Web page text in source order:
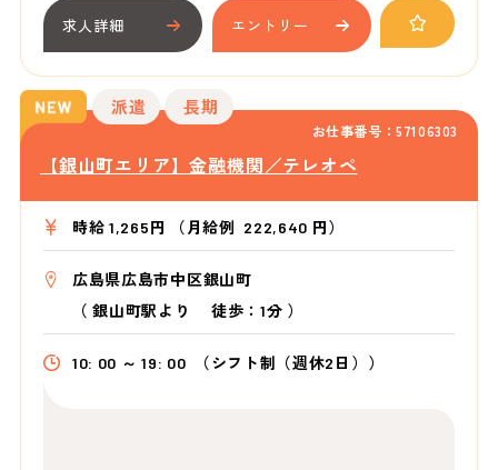
求人詳細 エントリー
お仕事番号：57106303
派遣 長期
【銀山町エリア】金融機関／テレオペ
時給 1,265円 （月給例 222,640 円）
広島県広島市中区銀山町
（銀山町駅より 徒歩：1分 ）
10: 00 ～ 19: 00 （シフト制（週休2日））